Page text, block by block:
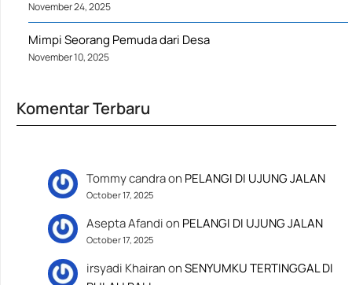
November 24, 2025
Mimpi Seorang Pemuda dari Desa
November 10, 2025
Komentar Terbaru
Tommy candraon PELANGI DI UJUNG JALAN
October 17, 2025
Asepta Afandion PELANGI DI UJUNG JALAN
October 17, 2025
irsyadi KhairanonSENYUMKU TERTINGGAL DI